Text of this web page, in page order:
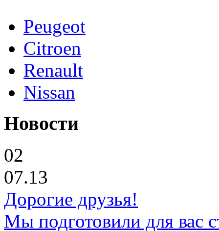
Peugeot
Citroen
Renault
Nissan
Новости
02
07.13
Дорогие друзья!
Мы подготовили для вас